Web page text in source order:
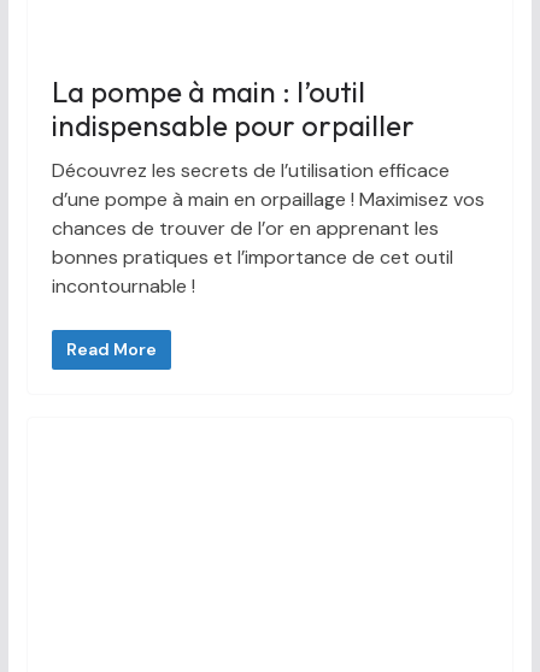
La pompe à main : l’outil
indispensable pour orpailler
Découvrez les secrets de l’utilisation efficace
d’une pompe à main en orpaillage ! Maximisez vos
chances de trouver de l’or en apprenant les
bonnes pratiques et l’importance de cet outil
incontournable !
Read More